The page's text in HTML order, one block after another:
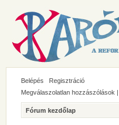
Belépés
Regisztráció
Megválaszolatlan hozzászólások |
Fórum kezdőlap